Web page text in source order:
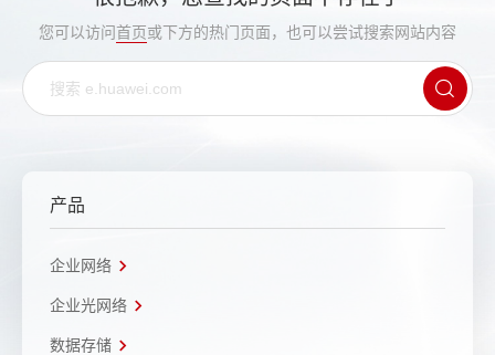
您可以访问首页或下方的热门页面，也可以尝试搜索网站内容
产品
企业网络
企业光网络
数据存储